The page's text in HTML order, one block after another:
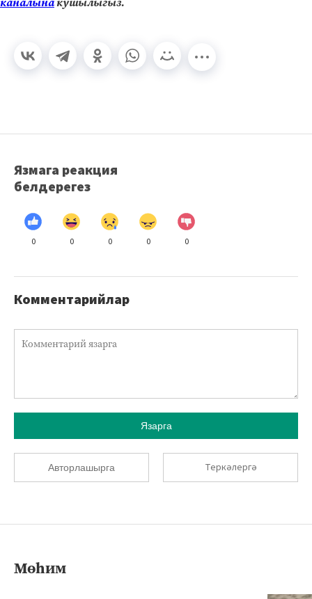
Язмага реакция
белдерегез
0 0 0 0 0
Комментарийлар
Язарга
Авторлашырга Теркәлергә
Мөһим